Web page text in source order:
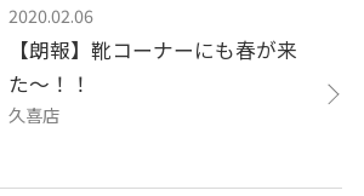
2020.02.06
【朗報】靴コーナーにも春が来
た～！！
久喜店